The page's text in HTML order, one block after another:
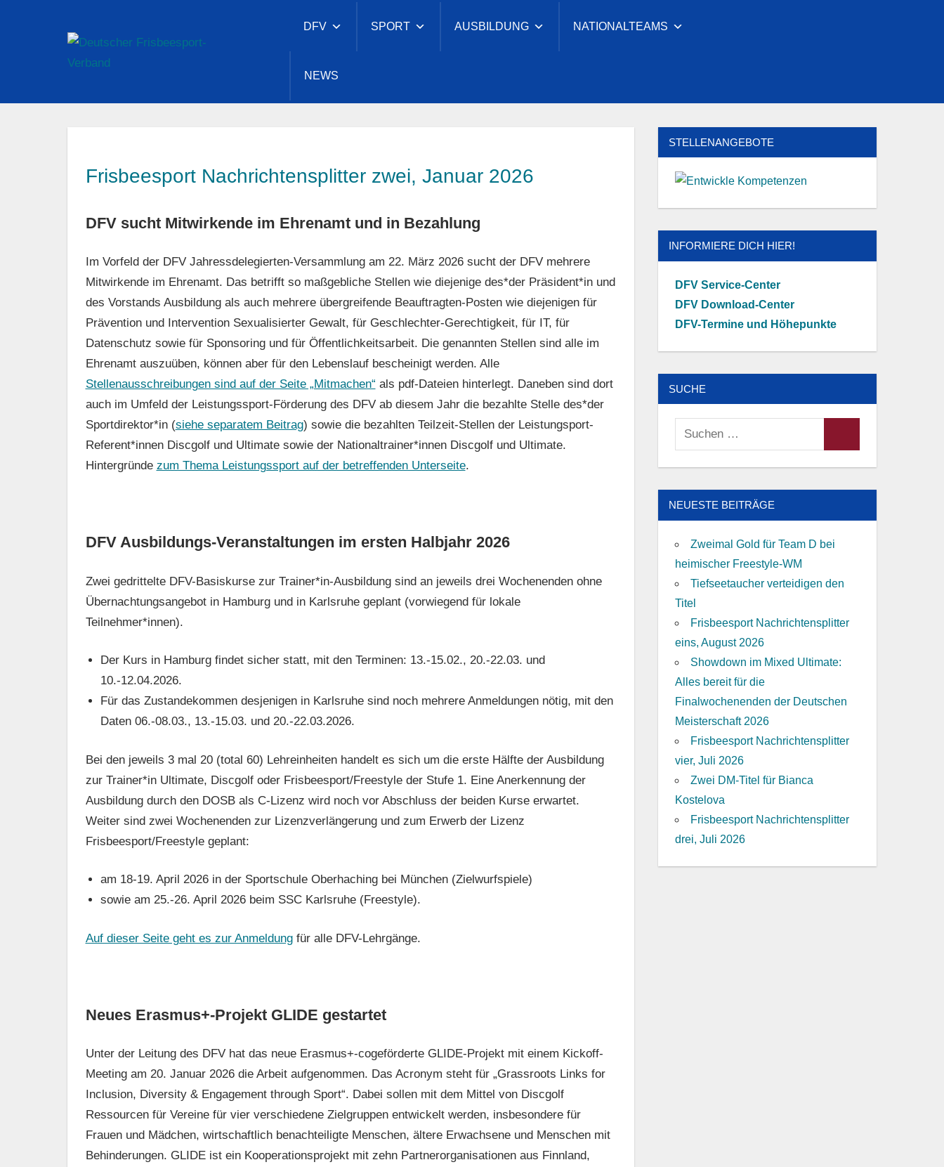
Deutscher
DFV SPORT AUSBILDUNG NATIONALTEAMS
NEWS
Frisbeesport Nachrichtensplitter zwei, Januar 2026
DFV sucht Mitwirkende im Ehrenamt und in Bezahlung
Im Vorfeld der DFV Jahressdelegierten-Versammlung am 22. März 2026 sucht der DFV mehrere
Mitwirkende im Ehrenamt. Das betrifft so maßgebliche Stellen wie diejenige des*der Präsident*in und
des Vorstands Ausbildung als auch mehrere übergreifende Beauftragten-Posten wie diejenigen für
Prävention und Intervention Sexualisierter Gewalt, für Geschlechter-Gerechtigkeit, für IT, für
Datenschutz sowie für Sponsoring und für Öffentlichkeitsarbeit. Die genannten Stellen sind alle im
Ehrenamt auszuüben, können aber für den Lebenslauf bescheinigt werden. Alle
Stellenausschreibungen sind auf der Seite „Mitmachen“ als pdf-Dateien hinterlegt. Daneben sind dort
auch im Umfeld der Leistungssport-Förderung des DFV ab diesem Jahr die bezahlte Stelle des*der
Sportdirektor*in (siehe separatem Beitrag) sowie die bezahlten Teilzeit-Stellen der Leistungsport-
Referent*innen Discgolf und Ultimate sowie der Nationaltrainer*innen Discgolf und Ultimate.
Hintergründe zum Thema Leistungssport auf der betreffenden Unterseite.
DFV Ausbildungs-Veranstaltungen im ersten Halbjahr 2026
Zwei gedrittelte DFV-Basiskurse zur Trainer*in-Ausbildung sind an jeweils drei Wochenenden ohne
Übernachtungsangebot in Hamburg und in Karlsruhe geplant (vorwiegend für lokale
Teilnehmer*innen).
Der Kurs in Hamburg findet sicher statt, mit den Terminen: 13.-15.02., 20.-22.03. und
10.-12.04.2026.
Für das Zustandekommen desjenigen in Karlsruhe sind noch mehrere Anmeldungen nötig, mit den
Daten 06.-08.03., 13.-15.03. und 20.-22.03.2026.
Bei den jeweils 3 mal 20 (total 60) Lehreinheiten handelt es sich um die erste Hälfte der Ausbildung
zur Trainer*in Ultimate, Discgolf oder Frisbeesport/Freestyle der Stufe 1. Eine Anerkennung der
Ausbildung durch den DOSB als C-Lizenz wird noch vor Abschluss der beiden Kurse erwartet.
Weiter sind zwei Wochenenden zur Lizenzverlängerung und zum Erwerb der Lizenz
Frisbeesport/Freestyle geplant:
am 18-19. April 2026 in der Sportschule Oberhaching bei München (Zielwurfspiele)
sowie am 25.-26. April 2026 beim SSC Karlsruhe (Freestyle).
Auf dieser Seite geht es zur Anmeldungfür alle DFV-Lehrgänge.
Neues Erasmus+-Projekt GLIDE gestartet
Unter der Leitung des DFV hat das neue Erasmus+-cogeförderte GLIDE-Projekt mit einem Kickoff-
Meeting am 20. Januar 2026 die Arbeit aufgenommen. Das Acronym steht für „Grassroots Links for
Inclusion, Diversity & Engagement through Sport“. Dabei sollen mit dem Mittel von Discgolf
Ressourcen für Vereine für vier verschiedene Zielgruppen entwickelt werden, insbesondere für
Frauen und Mädchen, wirtschaftlich benachteiligte Menschen, ältere Erwachsene und Menschen mit
Behinderungen. GLIDE ist ein Kooperationsprojekt mit zehn Partnerorganisationen aus Finnland,
STELLENANGEBOTE
INFORMIERE DICH HIER!
DFV Service-Center
DFV Download-Center
DFV-Termine und Höhepunkte
SUCHE
Suchen
NEUESTE BEITRÄGE
Zweimal Gold für Team D bei
heimischer Freestyle-WM
Tiefseetaucher verteidigen den
Titel
Frisbeesport Nachrichtensplitter
eins, August 2026
Showdown im Mixed Ultimate:
Alles bereit für die
Finalwochenenden der Deutschen
Meisterschaft 2026
Frisbeesport Nachrichtensplitter
vier, Juli 2026
Zwei DM-Titel für Bianca
Kostelova
Frisbeesport Nachrichtensplitter
drei, Juli 2026